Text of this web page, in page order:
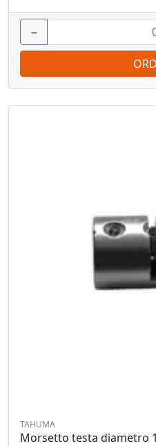
−
TAHUMA
Morsetto testa diametro